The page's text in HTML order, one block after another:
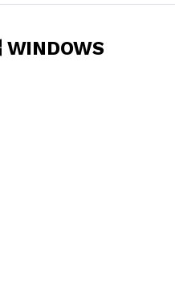
WINDOWS